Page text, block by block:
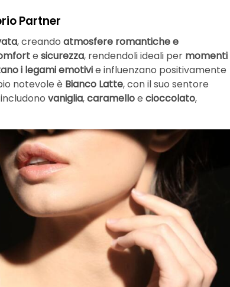
Partner
, creando atmosfere romantiche e
e sicurezza, rendendoli ideali per momenti
i legami emotivie influenzano positivamente
notevole è Bianco Latte, con il suo sentore
vaniglia,caramelloe cioccolato,